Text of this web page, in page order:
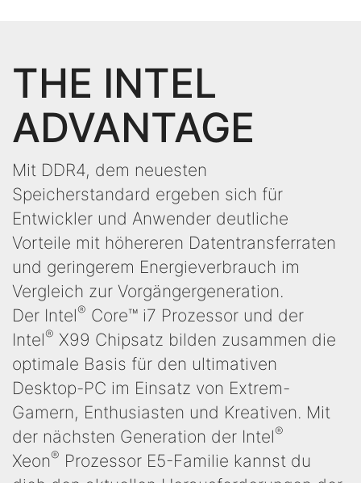
THE INTEL
ADVANTAGE
Mit DDR4, dem neuesten
Speicherstandard ergeben sich für
Entwickler und Anwender deutliche
Vorteile mit höhereren Datentransferraten
und geringerem Energieverbrauch im
Vergleich zur Vorgängergeneration.
Der Intel® Core™ i7 Prozessor und der
Intel® X99 Chipsatz bilden zusammen die
optimale Basis für den ultimativen
Desktop-PC im Einsatz von Extrem-
Gamern, Enthusiasten und Kreativen. Mit
der nächsten Generation der Intel®
Xeon® Prozessor E5-Familie kannst du